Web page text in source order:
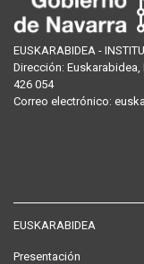
EUSKARABIDEA -
Dirección: Euskarabidea,
426 054
Correo electrónico:
EUSKARABIDEA
Presentación